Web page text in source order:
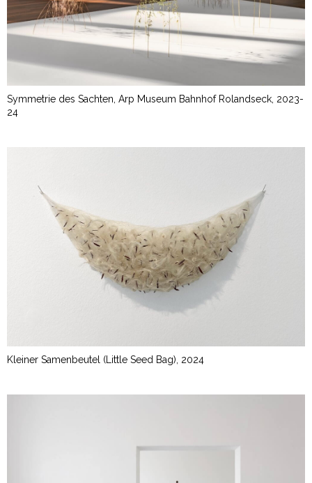
Symmetrie des Sachten, Arp Museum Bahnhof Rolandseck, 2023-
24
Kleiner Samenbeutel (Little Seed Bag), 2024